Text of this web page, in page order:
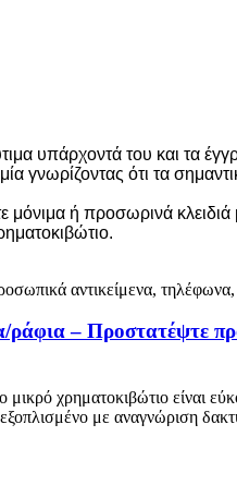
υπάρχοντά του και τα
γνωρίζοντας ότι τα
μόνιμα ή προσωρινά
ράφια – Προστατέψτε
χρηματοκιβώτιο είναι
με αναγνώριση